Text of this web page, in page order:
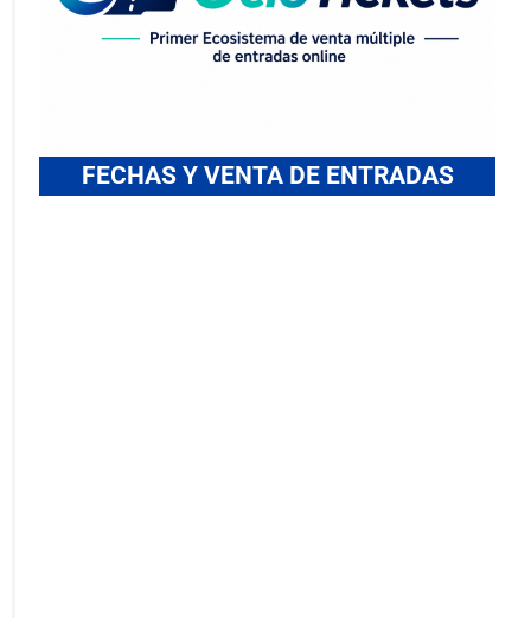
FECHAS Y VENTA DE ENTRADAS